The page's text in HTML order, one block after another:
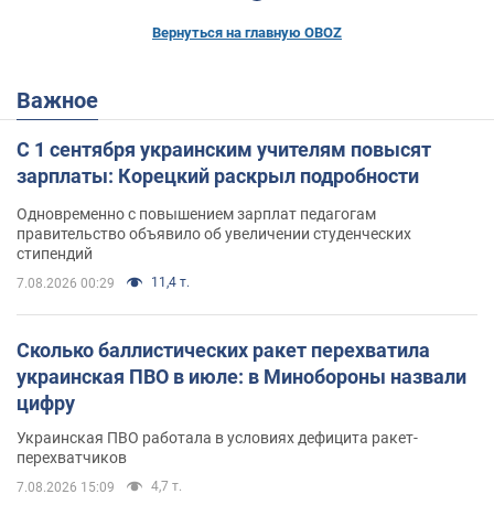
Вернуться на главную OBOZ
Важное
С 1 сентября украинским учителям повысят
зарплаты: Корецкий раскрыл подробности
Одновременно с повышением зарплат педагогам
правительство объявило об увеличении студенческих
стипендий
7.08.2026 00:29 11,4 т.
Сколько баллистических ракет перехватила
украинская ПВО в июле: в Минобороны назвали
цифру
Украинская ПВО работала в условиях дефицита ракет-
перехватчиков
7.08.2026 15:09 4,7 т.